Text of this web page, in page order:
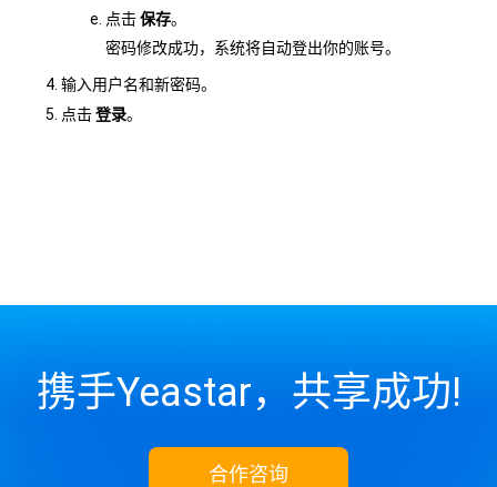
点击保存。
密码修改成功，系统将自动登出你的账号。
输入用户名和新密码。
点击登录。
携手Yeastar，共享成功!
合作咨询